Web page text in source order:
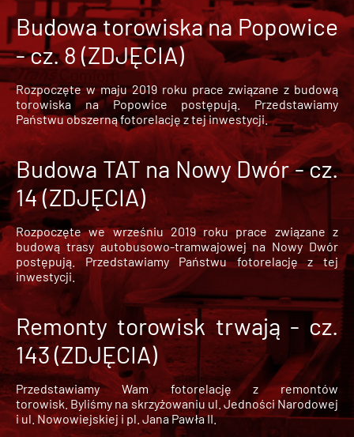
Budowa torowiska na Popowice
- cz. 8 (ZDJĘCIA)
Rozpoczęte w maju 2019 roku prace związane z budową
torowiska na Popowice
postępują. Przedstawiamy
Państwu obszerną fotorelację z tej inwestycji.
Budowa TAT na Nowy Dwór - cz.
14 (ZDJĘCIA)
Rozpoczęte we wrześniu 2019 roku prace związane z
budową trasy autobusowo-tramwajowej na Nowy Dwór
postępują. Przedstawiamy Państwu fotorelację z tej
inwestycji.
Remonty torowisk trwają - cz.
143 (ZDJĘCIA)
Przedstawiamy Wam fotorelację z remontów
torowisk. Byliśmy na skrzyżowaniu ul. Jedności Narodowej
i ul. Nowowiejskiej i pl. Jana Pawła II.